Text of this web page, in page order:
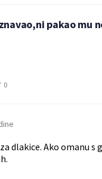
pakao mu
0
dlakice. Ako omanu